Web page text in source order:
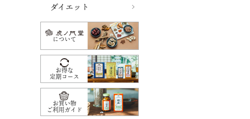
ダイエット
について
お得な
定期コース
お買い物
ご利用ガイド